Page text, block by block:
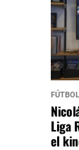
FÚTBOL
Liga
el